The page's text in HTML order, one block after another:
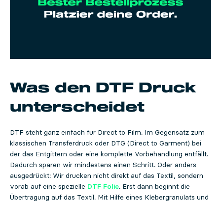
Was den DTF Druck
unterscheidet
DTF steht ganz einfach für Direct to Film. Im Gegensatz zum
klassischen Transferdruck oder DTG (Direct to Garment) bei
der das Entgittern oder eine komplette Vorbehandlung entfällt.
Dadurch sparen wir mindestens einen Schritt. Oder anders
ausgedrückt: Wir drucken nicht direkt auf das Textil, sondern
vorab auf eine spezielle DTF Folie. Erst dann beginnt die
Übertragung auf das Textil. Mit Hilfe eines Klebergranulats und